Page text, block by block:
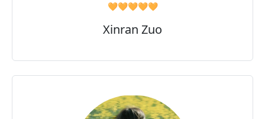
🧡🧡🧡🧡🧡
Xinran Zuo